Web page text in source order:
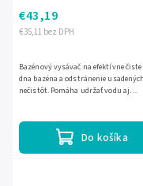
€35,11 bez DPH
€43,19
Do košíka
Bazénový vysávač na efektívne
dna bazéna a odstránenie usadených
nečistôt. Pomáha udržať vodu aj